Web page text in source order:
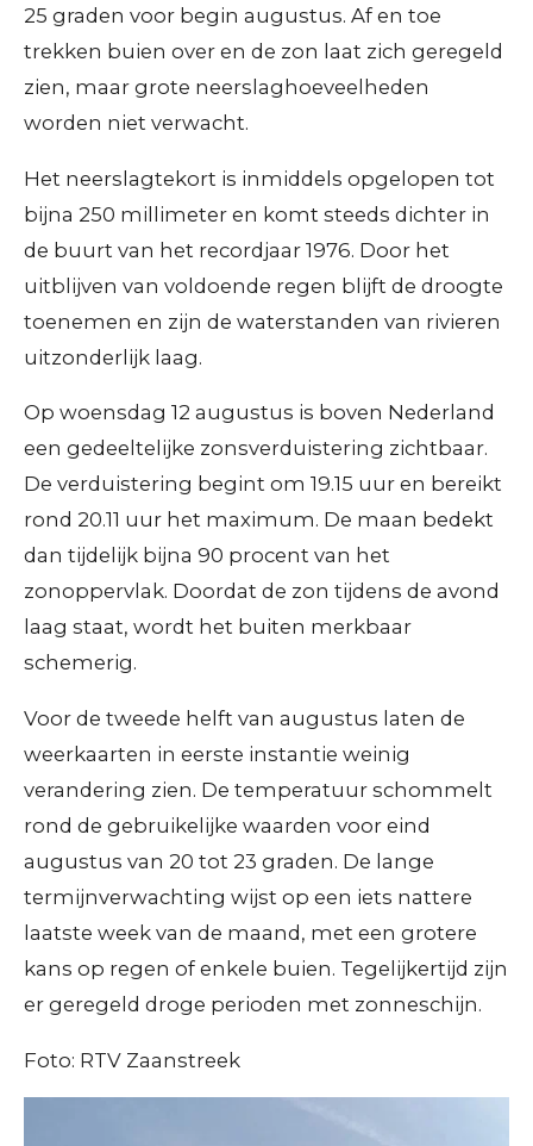
25 graden voor begin augustus. Af en toe
trekken buien over en de zon laat zich geregeld
zien, maar grote neerslaghoeveelheden
worden niet verwacht.
Het neerslagtekort is inmiddels opgelopen tot
bijna 250 millimeter en komt steeds dichter in
de buurt van het recordjaar 1976. Door het
uitblijven van voldoende regen blijft de droogte
toenemen en zijn de waterstanden van rivieren
uitzonderlijk laag.
Op woensdag 12 augustus is boven Nederland
een gedeeltelijke zonsverduistering zichtbaar.
De verduistering begint om 19.15 uur en bereikt
rond 20.11 uur het maximum. De maan bedekt
dan tijdelijk bijna 90 procent van het
zonoppervlak. Doordat de zon tijdens de avond
laag staat, wordt het buiten merkbaar
schemerig.
Voor de tweede helft van augustus laten de
weerkaarten in eerste instantie weinig
verandering zien. De temperatuur schommelt
rond de gebruikelijke waarden voor eind
augustus van 20 tot 23 graden. De lange
termijnverwachting wijst op een iets nattere
laatste week van de maand, met een grotere
kans op regen of enkele buien. Tegelijkertijd zijn
er geregeld droge perioden met zonneschijn.
Foto: RTV Zaanstreek